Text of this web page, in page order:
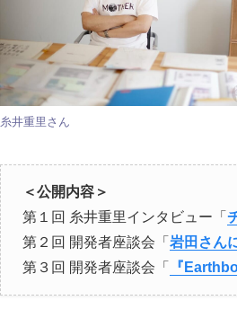
糸井重里さん
＜公開内容＞
第１回 糸井重里インタビュー「
第２回 開発者座談会「 岩田さん
第３回 開発者座談会「
『